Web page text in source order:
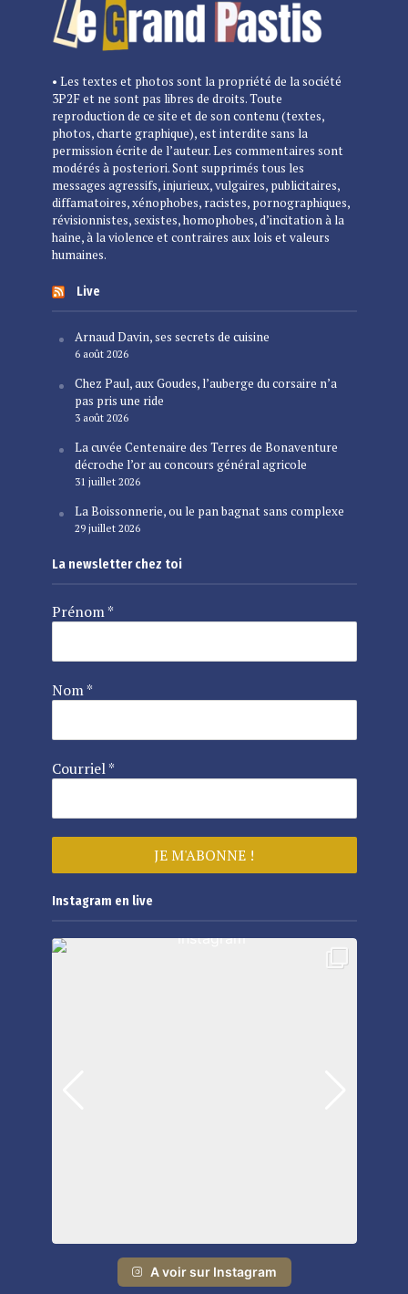
• Les textes et photos sont la propriété de la société
3P2F et ne sont pas libres de droits. Toute
reproduction de ce site et de son contenu (textes,
photos, charte graphique), est interdite sans la
permission écrite de l’auteur. Les commentaires sont
modérés à posteriori. Sont supprimés tous les
messages agressifs, injurieux, vulgaires, publicitaires,
diffamatoires, xénophobes, racistes, pornographiques,
révisionnistes, sexistes, homophobes, d’incitation à la
haine, à la violence et contraires aux lois et valeurs
humaines.
Live
Arnaud Davin, ses secrets de cuisine
6 août 2026
Chez Paul, aux Goudes, l’auberge du corsaire n’a
pas pris une ride
3 août 2026
La cuvée Centenaire des Terres de Bonaventure
décroche l’or au concours général agricole
31 juillet 2026
La Boissonnerie, ou le pan bagnat sans complexe
29 juillet 2026
La newsletter chez toi
Prénom*
Nom*
Courriel*
Instagram en live
A voir sur Instagram